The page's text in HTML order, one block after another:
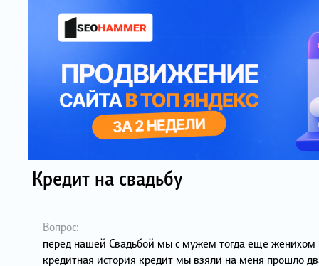
Кредит на свадьбу
Вопрос:
перед нашей Свадьбой мы с мужем тогда еще женихом
кредитная история кредит мы взяли на меня прошло